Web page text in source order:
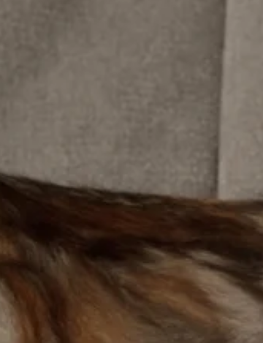
ruch w naszej
i analitycznym.
z ich usług.
sposób bez